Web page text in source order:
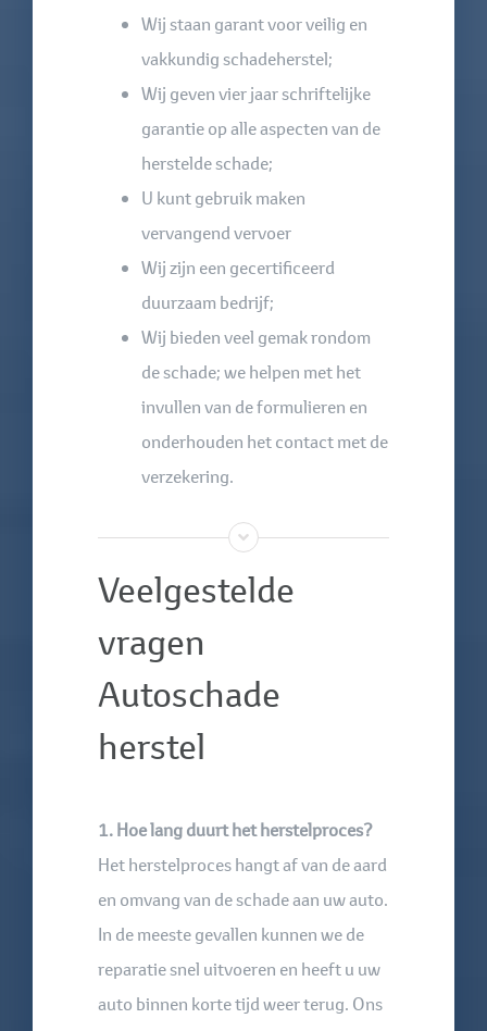
Wij staan garant voor veilig en
vakkundig schadeherstel;
Wij geven vier jaar schriftelijke
garantie op alle aspecten van de
herstelde schade;
U kunt gebruik maken
vervangend vervoer
Wij zijn een gecertificeerd
duurzaam bedrijf;
Wij bieden veel gemak rondom
de schade; we helpen met het
invullen van de formulieren en
onderhouden het contact met de
verzekering.
Veelgestelde
vragen
Autoschade
herstel
1. Hoe lang duurt het herstelproces?
Het herstelproces hangt af van de aard
en omvang van de schade aan uw auto.
In de meeste gevallen kunnen we de
reparatie snel uitvoeren en heeft u uw
auto binnen korte tijd weer terug. Ons